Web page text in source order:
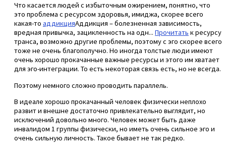
Что касается людей с избыточным ожирением, понятно, что
это проблема с ресурсом здоровья, имиджа, скорее всего
какая-то аддикцияАддикция – болезненная зависимость,
вредная привычка, зацикленность на одн... Прочитать к ресурсу
транса, возможно другие проблемы, поэтому с эго скорее всего
тоже не очень благополучно. Но иногда толстые люди имеют
очень хорошо прокачанные важные ресурсы и этого им хватает
для эго-интеграции. То есть некоторая связь есть, но не всегда.
Поэтому немного сложно проводить параллель.
В идеале хорошо прокачанный человек физически неплохо
развит и внешне достаточно привлекательно выглядит, но
исключений довольно много. Человек может быть даже
инвалидом 1 группы физически, но иметь очень сильное эго и
очень сильную личность. Такое бывает не так редко.